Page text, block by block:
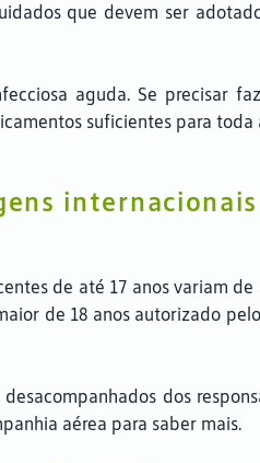
que devem ser
aguda. Se precisar
suficientes para toda
de até 17 anos variam
de 18 anos autorizado
dos
aérea para saber mais.